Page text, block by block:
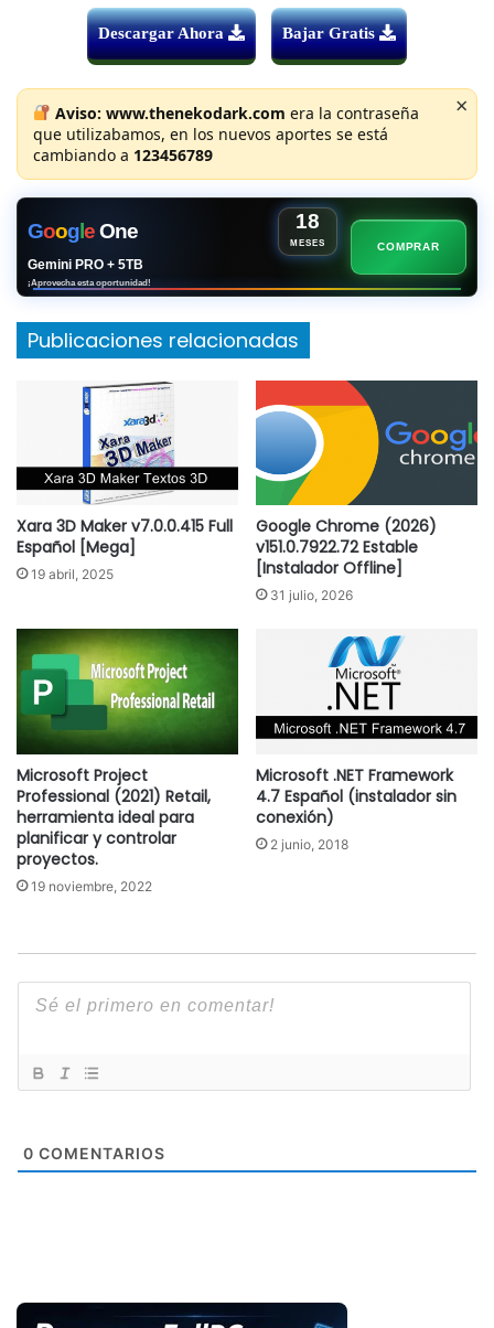
Descargar Ahora Bajar Gratis
Aviso: www.thenekodark.com era la contraseña
que utilizabamos, en los nuevos aportes se está
cambiando a 123456789
×
GoogeOne 18
MESES
Gemini PRO + 5TB
¡Aprovecha esta oportunidad!
COMPRAR
Publicaciones relacionadas
Xara 3D Maker v7.0.0.415 Full
Español [Mega]
19 abril, 2025
Google Chrome (2026)
v151.0.7922.72 Estable
[Instalador Offline]
31 julio, 2026
Microsoft Project
Professional (2021) Retail,
herramienta ideal para
planificar y controlar
proyectos.
19 noviembre, 2022
Microsoft .NET Framework
4.7 Español (instalador sin
conexión)
2 junio, 2018
0 COMENTARIOS